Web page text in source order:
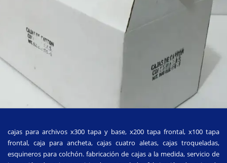
cajas para archivos x300 tapa y base, x200 tapa frontal, x100 tapa
frontal, caja para ancheta, cajas cuatro aletas, cajas troqueladas,
esquineros para colchón. fabricación de cajas a la medida, servicio de